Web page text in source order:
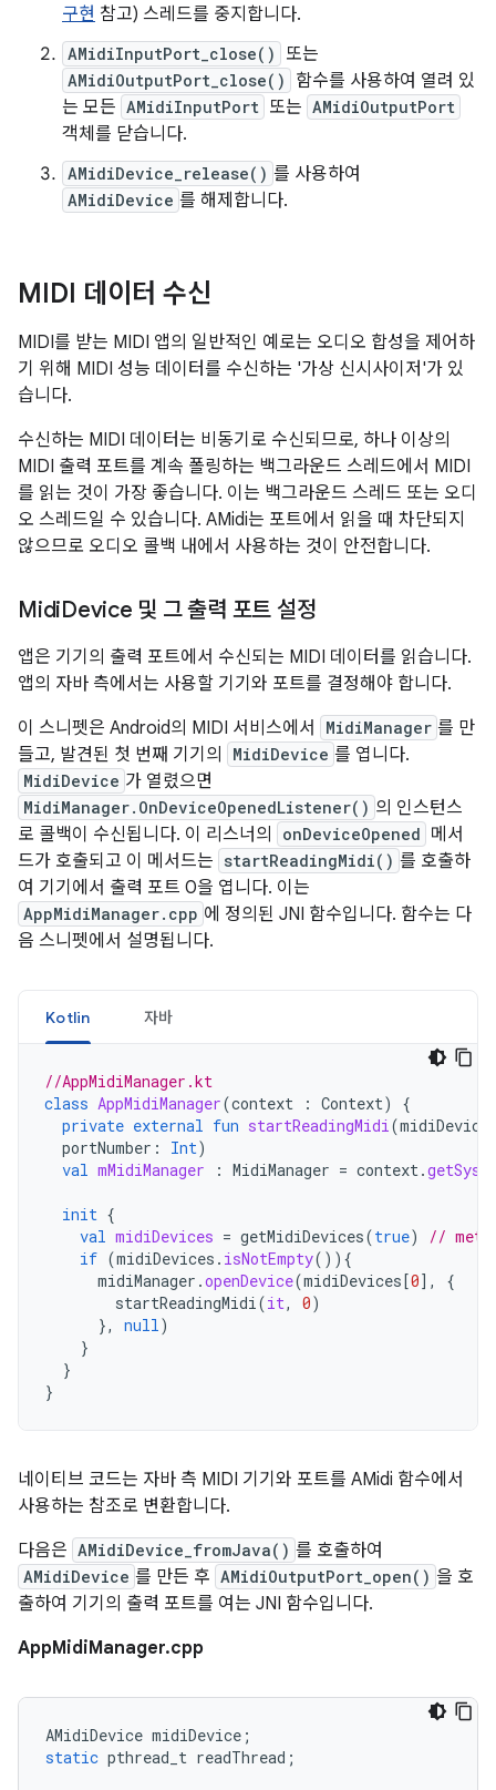
구현 참고) 스레드를 중지합니다.
AMidiInputPort_close() 또는
AMidiOutputPort_close()
함수를 사용하여 열려 있
는 모든 AMidiInputPort 또는 AMidiOutputPort
객체를 닫습니다.
AMidiDevice_release() 를 사용하여
AMidiDevice 를 해제합니다.
MIDI 데이터 수신
MIDI를 받는 MIDI 앱의 일반적인 예로는 오디오 합성을 제어하
기 위해 MIDI 성능 데이터를 수신하는 '가상 신시사이저'가 있
습니다.
수신하는 MIDI 데이터는 비동기로 수신되므로, 하나 이상의
MIDI 출력 포트를 계속 폴링하는 백그라운드 스레드에서 MIDI
를 읽는 것이 가장 좋습니다. 이는 백그라운드 스레드 또는 오디
오 스레드일 수 있습니다. AMidi는 포트에서 읽을 때 차단되지
않으므로 오디오 콜백 내에서 사용하는 것이 안전합니다.
MidiDevice 및 그 출력 포트 설정
앱은 기기의 출력 포트에서 수신되는 MIDI 데이터를 읽습니다.
앱의 자바 측에서는 사용할 기기와 포트를 결정해야 합니다.
이 스니펫은 Android의 MIDI 서비스에서
MidiManager 를 만
들고, 발견된 첫 번째 기기의
MidiDevice 를 엽니다.
MidiDevice 가 열렸으면
MidiManager.OnDeviceOpenedListener() 의 인스턴스
로 콜백이 수신됩니다. 이 리스너의
onDeviceOpened 메서
드가 호출되고 이 메서드는 startReadingMidi() 를 호출하
여 기기에서 출력 포트 0을 엽니다. 이는
AppMidiManager.cpp 에 정의된 JNI 함수입니다. 함수는 다
음 스니펫에서 설명됩니다.
Kotlin 자바
//AppMidiManager.kt
class AppMidiManager(context : Context)
{
private external fun startReadingMidi(midiDevice
portNumber : Int)
val mMidiManager : MidiManager = context.
init {
val midiDevices = getMidiDevices(true)
//
if (midiDevices . isNotEmpty()){
midiManager .openDevice(midiDevices [0] ,
{
startReadingMidi(it, 0)
},
null)
}
}
}
네이티브 코드는 자바 측 MIDI 기기와 포트를 AMidi 함수에서
사용하는 참조로 변환합니다.
다음은 AMidiDevice_fromJava() 를 호출하여
AMidiDevice 를 만든 후 AMidiOutputPort_open() 을 호
출하여 기기의 출력 포트를 여는 JNI 함수입니다.
AppMidiManager.cpp
AMidiDevice midiDevice ;
static pthread_t readThread ;